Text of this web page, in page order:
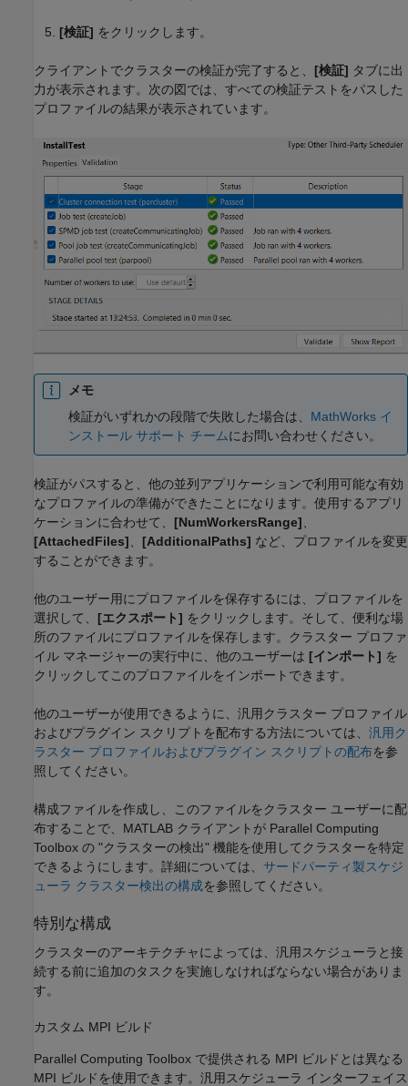
[検証] をクリックします。
クライアントでクラスターの検証が完了すると、 [検証] タブに出
力が表示されます。次の図では、すべての検証テストをパスした
プロファイルの結果が表示されています。
メモ
検証がいずれかの段階で失敗した場合は、 MathWorks イ
ンストール サポート チームにお問い合わせください。
検証がパスすると、他の並列アプリケーションで利用可能な有効
なプロファイルの準備ができたことになります。使用するアプリ
ケーションに合わせて、 [NumWorkersRange]、
[AttachedFiles]、 [AdditionalPaths] など、プロファイルを変更
することができます。
他のユーザー用にプロファイルを保存するには、プロファイルを
選択して、 [エクスポート] をクリックします。そして、便利な場
所のファイルにプロファイルを保存します。クラスター プロファ
イル マネージャーの実行中に、他のユーザーは [インポート] を
クリックしてこのプロファイルをインポートできます。
他のユーザーが使用できるように、汎用クラスター プロファイル
およびプラグイン スクリプトを配布する方法については、 汎用ク
ラスター プロファイルおよびプラグイン スクリプトの配布を参
照してください。
構成ファイルを作成し、このファイルをクラスター ユーザーに配
布することで、MATLAB クライアントが Parallel Computing
Toolbox の "クラスターの検出" 機能を使用してクラスターを特定
できるようにします。詳細については、 サードパーティ製スケジ
ューラ クラスター検出の構成を参照してください。
特別な構成
クラスターのアーキテクチャによっては、汎用スケジューラと接
続する前に追加のタスクを実施しなければならない場合がありま
す。
カスタム MPI ビルド
Parallel Computing Toolbox で提供される MPI ビルドとは異なる
MPI ビルドを使用できます。汎用スケジューラ インターフェイス